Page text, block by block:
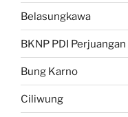
Belasungkawa
BKNP PDI Perjuangan
Bung Karno
Ciliwung